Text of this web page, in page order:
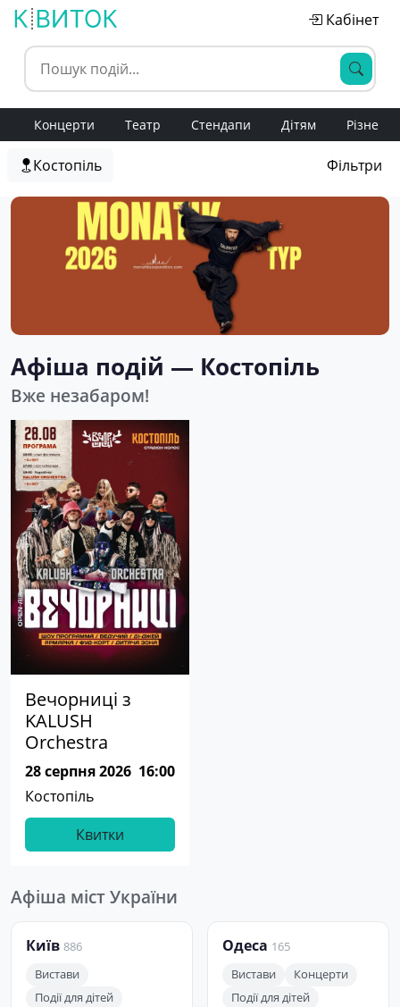
Кабінет
Концерти Театр Стендапи Дітям Різне
Костопіль Фільтри
Афіша подій — Костопіль
Вже незабаром!
Вечорниці з
KALUSH
Orchestra
28 серпня 2026 16:00
Костопіль
Квитки
Афіша міст України
Київ 886
Вистави
Події для дітей
Одеса 165
Вистави
Концерти
Події для дітей